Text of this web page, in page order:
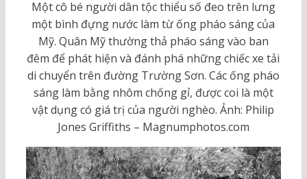
Một cô bé người dân tộc thiểu số đeo trên lưng
một bình đựng nước làm từ ống pháo sáng của
Mỹ. Quân Mỹ thường thả pháo sáng vào ban
đêm để phát hiện và đánh phá những chiếc xe tải
di chuyển trên đường Trường Sơn. Các ống pháo
sáng làm bằng nhôm chống gỉ, được coi là một
vật dụng có giá trị của người nghèo. Ảnh: Philip
Jones Griffiths – Magnumphotos.com